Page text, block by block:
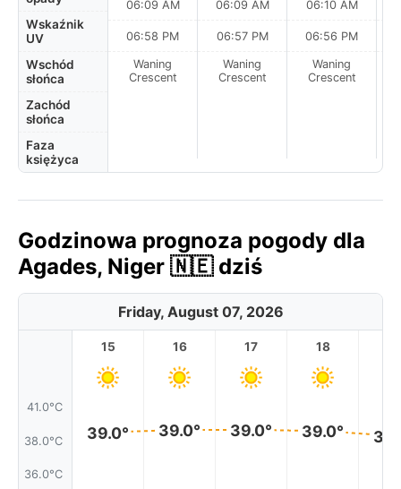
Wskaźnik
UV
Wschód
słońca
Zachód
słońca
Faza
księżyca
06:09 AM
06:58 PM
Waning
Crescent
06:09 AM
06:57 PM
Waning
Crescent
06:10 AM
06:56 PM
Waning
Crescent
Godzinowa prognoza pogody dla
Agades, Niger 🇳🇪 dziś
Friday, August 07, 2026
41.0°C
38.0°C
36.0°C
15
39.0°
16
39.0°
17
39.0°
18
39.0°